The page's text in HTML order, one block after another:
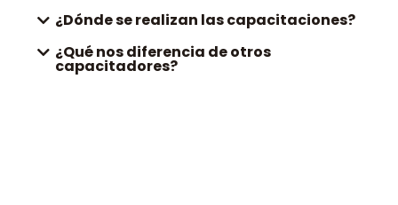
¿Dónde se realizan las capacitaciones?
¿Qué nos diferencia de otros
capacitadores?